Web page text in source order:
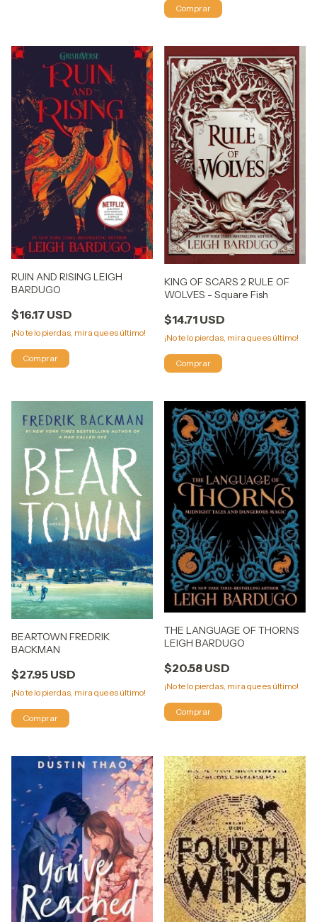
RUIN AND RISING LEIGH
BARDUGO
$16.17 USD
¡No te lo pierdas, mira que es último!
KING OF SCARS 2 RULE OF
WOLVES - Square Fish
$14.71 USD
¡No te lo pierdas, mira que es último!
BEARTOWN FREDRIK
BACKMAN
$27.95 USD
¡No te lo pierdas, mira que es último!
THE LANGUAGE OF THORNS
LEIGH BARDUGO
$20.58 USD
¡No te lo pierdas, mira que es último!